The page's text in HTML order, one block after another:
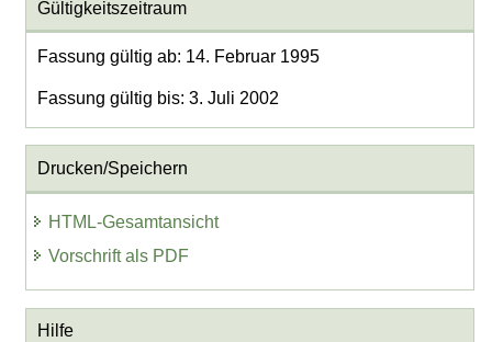
Gültigkeitszeitraum
Fassung gültig ab: 14. Februar 1995
Fassung gültig bis: 3. Juli 2002
Drucken/Speichern
HTML-Gesamtansicht
Vorschrift als PDF
Hilfe